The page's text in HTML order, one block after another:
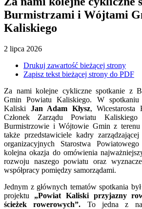
Burmistrzami i Wójtami
Kaliskiego
2 lipca 2026
Drukuj zawartość bieżącej strony
Zapisz tekst bieżącej strony do PDF
Za nami kolejne cykliczne spotkanie z
Gmin Powiatu Kaliskiego. W spotkaniu
Kaliski Jan Adam Kłysz,
Członek Zarządu Powiatu Kaliskiego
Burmistrzowie i Wójtowie Gmin z
także przedstawiciele kadry
organizacyjnych Starostwa
kolejna okazja do omówienia
rozwoju naszego powiatu oraz
współpracy pomiędzy samorządami.
Jednym z głównych tematów spotkania
projektu „Powiat Kaliski przyjazny
ścieżek rowerowych”. To jedna z